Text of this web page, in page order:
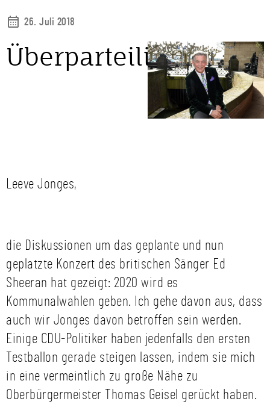
26. Juli 2018
Überparteilich
Leeve Jonges,
die Diskussionen um das geplante und nun
geplatzte Konzert des britischen Sänger Ed
Sheeran hat gezeigt: 2020 wird es
Kommunalwahlen geben. Ich gehe davon aus, dass
auch wir Jonges davon betroffen sein werden.
Einige CDU-Politiker haben jedenfalls den ersten
Testballon gerade steigen lassen, indem sie mich
in eine vermeintlich zu große Nähe zu
Oberbürgermeister Thomas Geisel gerückt haben.